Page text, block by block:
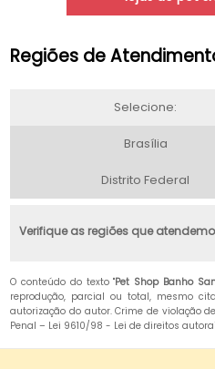
Regiões de
Selecione:
Brasília
Distrito Federal
Verifique as regiões que
O conteúdo do texto "Pet Shop Banho
reprodução, parcial ou total, mesmo
autorização do autor. Crime de violação
Penal – Lei 9610/98 - Lei de direitos